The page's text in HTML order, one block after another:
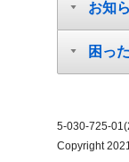
お知
困っ
5-030-725-
Copyright